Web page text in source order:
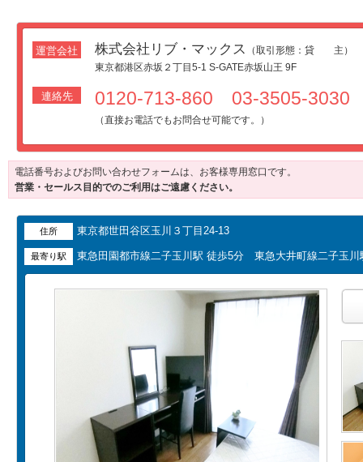
運営会社 株式会社リブ・マックス
（取引形態：貸 主）
東京都港区赤坂２丁目5-1 S-GATE赤坂山王 9F
連絡先 0120-713-860 03-3505-3030
（直接お電話でもお問合せ可能です。）
電話番号およびお問い合わせフォームは、お客様専用窓口です。
営業・セールス目的でのご利用はご遠慮ください。
住所 東京都世田谷区玉川３丁目24-13
最寄り駅 東急田園都市線二子玉川駅 徒歩5分 東急大井町線二子玉